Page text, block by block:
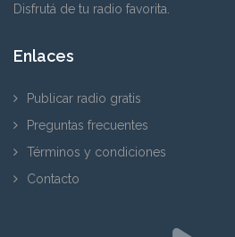
Disfrutá de tu radio favorita.
Enlaces
Publicar radio gratis
Preguntas frecuentes
Términos y condiciones
Contacto